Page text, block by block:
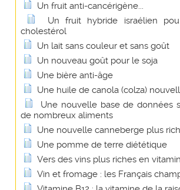
Un fruit anti-cancérigène...
Un fruit hybride israélien
cholestérol
Un lait sans couleur et sans goût
Un nouveau goût pour le soja
Une bière anti-âge
Une huile de canola (colza)
Une nouvelle base de données
de nombreux aliments
Une nouvelle canneberge plus
Une pomme de terre diététique
Vers des vins plus riches en
Vin et fromage : les Français